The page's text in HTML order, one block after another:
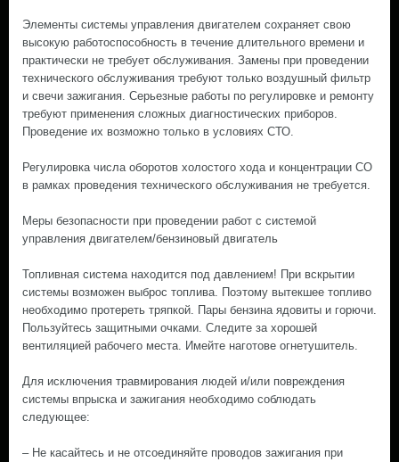
Элементы системы управления двигателем сохраняет свою
высокую работоспособность в течение длительного времени и
практически не требует обслуживания. Замены при проведении
технического обслуживания требуют только воздушный фильтр
и свечи зажигания. Серьезные работы по регулировке и ремонту
требуют применения сложных диагностических приборов.
Проведение их возможно только в условиях СТО.
Регулировка числа оборотов холостого хода и концентрации СО
в рамках проведения технического обслуживания не требуется.
Меры безопасности при проведении работ с системой
управления двигателем/бензиновый двигатель
Топливная система находится под давлением! При вскрытии
системы возможен выброс топлива. Поэтому вытекшее топливо
необходимо протереть тряпкой. Пары бензина ядовиты и горючи.
Пользуйтесь защитными очками. Следите за хорошей
вентиляцией рабочего места. Имейте наготове огнетушитель.
Для исключения травмирования людей и/или повреждения
системы впрыска и зажигания необходимо соблюдать
следующее:
– Не касайтесь и не отсоединяйте проводов зажигания при